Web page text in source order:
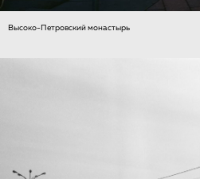
Высоко-Петровский монастырь